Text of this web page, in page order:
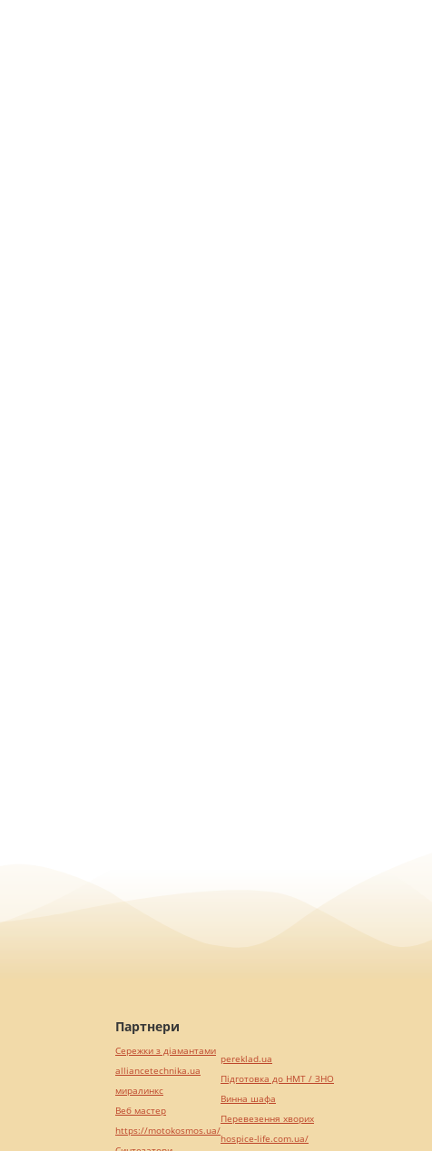
Партнери
Сережки з діамантами
alliancetechnika.ua
миралинкс
Веб мастер
https://motokosmos.ua/
pereklad.ua
Підготовка до НМТ / ЗНО
Винна шафа
Перевезення хворих
hospice-life.com.ua/